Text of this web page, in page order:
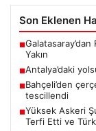
Son Eklenen
■Galatasaray’dan
Yakın
■Antalya’daki
■Bahçeli’den
tescillendi
■Yüksek Askeri
Terfi Etti ve